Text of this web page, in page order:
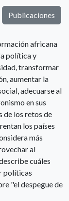
Publicaciones
africana
política y
transformar
aumentar la
adecuarse al
en sus
de los retos de
los países
más
al
cuáles
políticas
"el despegue de